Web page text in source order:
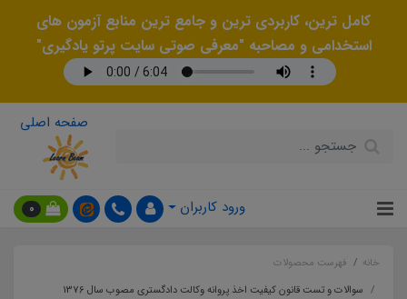
کامل ترین، کاربردی ترین و جامع ترین منابع آزمون های
استخدامی و مصاحبه "معرفی صوتی سایت پرتو یادگیری"
صفحه اصلی
ورود کاربران 0
خانه
فهرست محصولات
سوالات و تست قانون کیفیت اخذ پروانه وکالت دادگستری مصوب سال 1376